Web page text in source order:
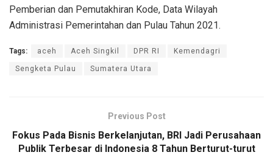
Pemberian dan Pemutakhiran Kode, Data Wilayah
Administrasi Pemerintahan dan Pulau Tahun 2021.
Tags: aceh Aceh Singkil DPR RI Kemendagri
Sengketa Pulau Sumatera Utara
Previous Post
Fokus Pada Bisnis Berkelanjutan, BRI Jadi Perusahaan
Publik Terbesar di Indonesia 8 Tahun Berturut-turut